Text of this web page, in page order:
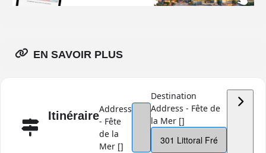
EN SAVOIR PLUS
Itinéraire
Address
- Fête
de la
Mer []
Destination
Address - Fête de
la Mer []